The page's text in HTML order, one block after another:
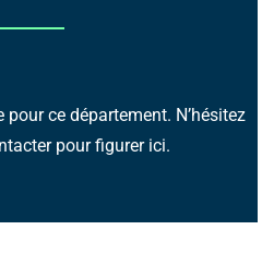
ce département. N’hésitez
pour figurer ici.